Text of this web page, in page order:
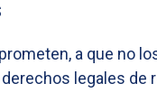
a que no
legales de